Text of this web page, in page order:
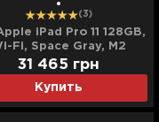
(3)
iPad Pro 11 128GB,
Fi, Space Gray, M2
(2022)
Купить
31 465 грн